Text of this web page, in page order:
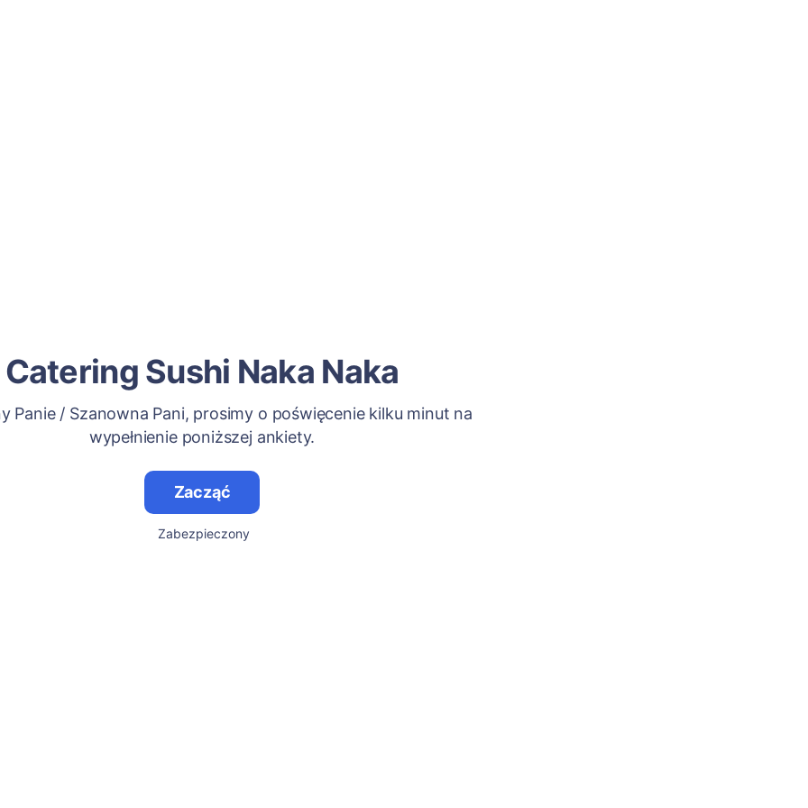
Catering Sushi Naka Naka
Panie / Szanowna Pani, prosimy o poświęcenie kilku minut na
wypełnienie poniższej ankiety.
Zacząć
Zabezpieczony